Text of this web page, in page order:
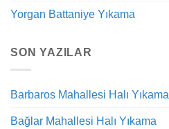
Yorgan Battaniye Yıkama
SON YAZILAR
Barbaros Mahallesi Halı Yıkama
Bağlar Mahallesi Halı Yıkama